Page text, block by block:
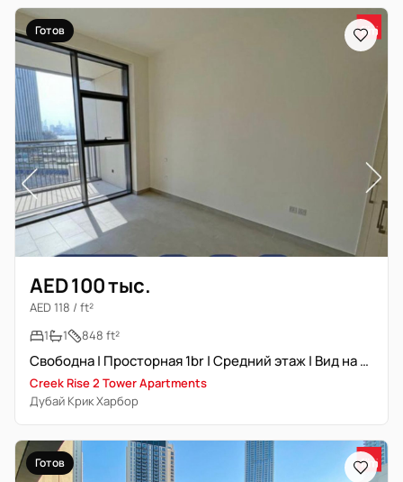
Готов
AED 100 тыс.
AED 118 / ft²
1
1 848 ft²
Свободна | Просторная 1br | Средний этаж | Вид на комплекс
Creek Rise 2 Tower Apartments
Дубай Крик Харбор
Готов